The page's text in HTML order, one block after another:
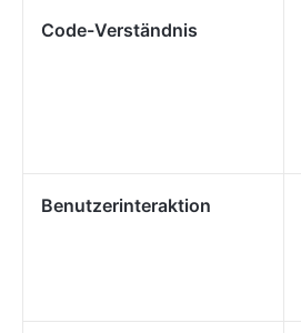
Code-Verständnis
Benutzerinteraktion